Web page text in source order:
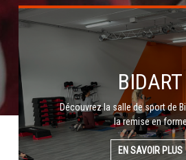
BIDART
Découvrez la salle de sport de
la remise en forme
EN SAVOIR PLUS